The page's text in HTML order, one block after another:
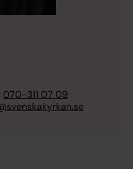
070-311 07 09